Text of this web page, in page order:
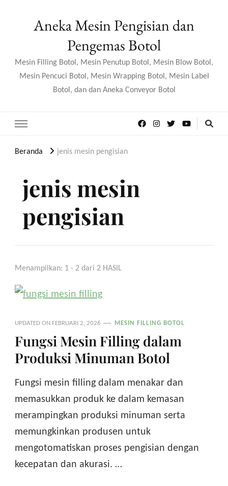
Aneka Mesin Pengisian dan
Pengemas Botol
Mesin Filling Botol, Mesin Penutup Botol, Mesin Blow Botol,
Mesin Pencuci Botol, Mesin Wrapping Botol, Mesin Label
Botol, dan dan Aneka Conveyor Botol
Beranda jenis mesin pengisian
jenis mesin
pengisian
Menampilkan: 1 - 2 dari 2 HASIL
UPDATED ON FEBRUARI 2, 2026 MESIN FILLING BOTOL
Fungsi Mesin Filling dalam
Produksi Minuman Botol
Fungsi mesin filling dalam menakar dan
memasukkan produk ke dalam kemasan
merampingkan produksi minuman serta
memungkinkan produsen untuk
mengotomatiskan proses pengisian dengan
kecepatan dan akurasi. …